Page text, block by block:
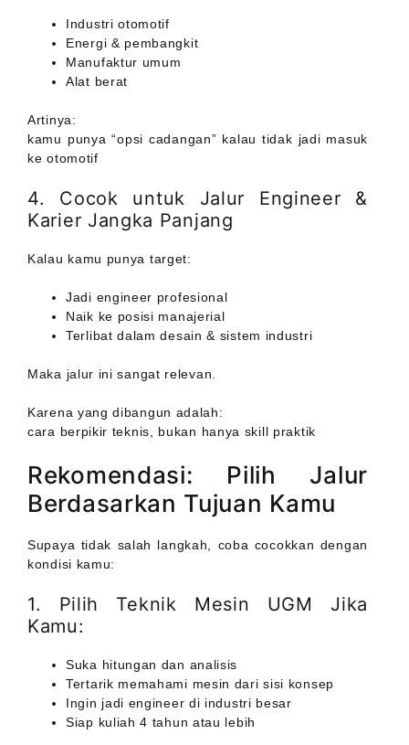
Industri otomotif
Energi & pembangkit
Manufaktur umum
Alat berat
Artinya:
kamu punya “opsi cadangan” kalau tidak jadi masuk
ke otomotif
4. Cocok untuk Jalur Engineer &
Karier Jangka Panjang
Kalau kamu punya target:
Jadi engineer profesional
Naik ke posisi manajerial
Terlibat dalam desain & sistem industri
Maka jalur ini sangat relevan.
Karena yang dibangun adalah:
cara berpikir teknis, bukan hanya skill praktik
Rekomendasi: Pilih Jalur
Berdasarkan Tujuan Kamu
Supaya tidak salah langkah, coba cocokkan dengan
kondisi kamu:
1. Pilih Teknik Mesin UGM Jika
Kamu:
Suka hitungan dan analisis
Tertarik memahami mesin dari sisi konsep
Ingin jadi engineer di industri besar
Siap kuliah 4 tahun atau lebih